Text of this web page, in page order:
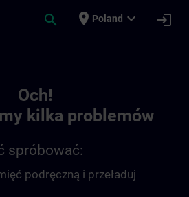
search place Poland expand_more login
Och!
kilka problemów
spróbować:
podręczną i przeładuj